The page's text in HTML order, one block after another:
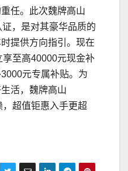
任。此次魏牌高山
，是对其豪华品质的
提供方向指引。现在
至高40000元现金补
元专属补贴。为
活，魏牌高山
超值钜惠入手更超